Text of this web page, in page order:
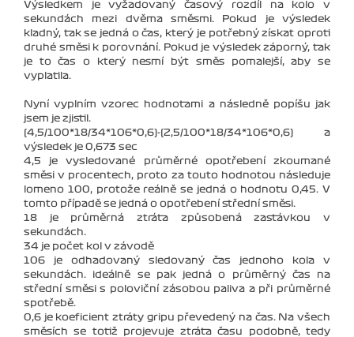
Výsledkem je vyžadovaný časový rozdíl na kolo v
sekundách mezi dvěma směsmi. Pokud je výsledek
kladný, tak se jedná o čas, který je potřebný získat oproti
druhé směsi k porovnání. Pokud je výsledek záporný, tak
je to čas o který nesmí být směs pomalejší, aby se
vyplatila.
Nyní vyplním vzorec hodnotami a následně popíšu jak
jsem je zjistil.
(4,5/100*18/34*106*0,6)-(2,5/100*18/34*106*0,6) a
výsledek je 0,673 sec
4,5 je vysledované průměrné opotřebení zkoumané
směsi v procentech, proto za touto hodnotou následuje
lomeno 100, protože reálně se jedná o hodnotu 0,45. V
tomto případě se jedná o opotřebení střední směsi.
18 je průměrná ztráta způsobená zastávkou v
sekundách.
34 je počet kol v závodě
106 je odhadovaný sledovaný čas jednoho kola v
sekundách. ideálně se pak jedná o průměrný čas na
střední směsi s poloviční zásobou paliva a při průměrné
spotřebě.
0,6 je koeficient ztráty gripu převedený na čas. Na všech
směsích se totiž projevuje ztráta času podobně, tedy